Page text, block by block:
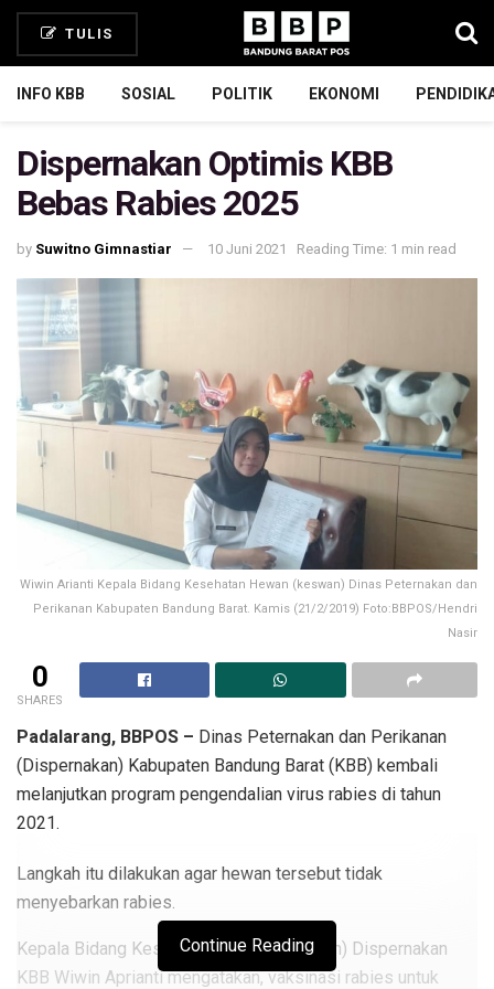
TULIS
INFO KBB SOSIAL POLITIK EKONOMI
Dispernakan Optimis KBB
Bebas Rabies 2025
by Suwitno Gimnastiar 10 Juni 2021 Reading Time: 1 min read
Wiwin Arianti Kepala Bidang Kesehatan Hewan (keswan) Dinas Peternakan dan
Perikanan Kabupaten Bandung Barat. Kamis (21/2/2019) Foto:BBPOS/Hendri
Nasir
0
SHARES
Padalarang, BBPOS – Dinas Peternakan dan Perikanan
(Dispernakan) Kabupaten Bandung Barat (KBB) kembali
melanjutkan program pengendalian virus rabies di tahun
2021.
Langkah itu dilakukan agar hewan tersebut tidak
menyebarkan rabies.
Kepala Bidang Kesehatan Hewan (Keswan) Dispernakan
KBB Wiwin Aprianti mengatakan, vaksinasi rabies untuk
Continue Reading